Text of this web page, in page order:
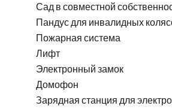
Сад в совместной
Пандус для инвалидных
Пожарная система
Лифт
Электронный замок
Домофон
Зарядная станция для